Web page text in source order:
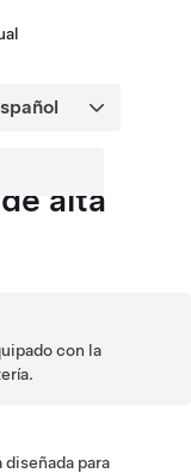
alta
con la
diseñada para